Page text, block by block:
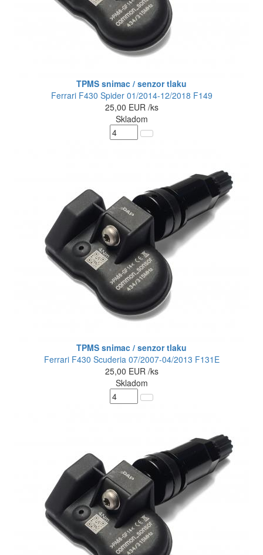
TPMS snimac / senzor tlaku
Ferrari F430 Spider 01/2014-12/2018 F149
25,00 EUR /ks
Skladom
TPMS snimac / senzor tlaku
Ferrari F430 Scuderia 07/2007-04/2013 F131E
25,00 EUR /ks
Skladom